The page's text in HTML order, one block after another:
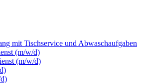
mit Tischservice und Abwaschaufgaben
(m/w/d)
(m/w/d)